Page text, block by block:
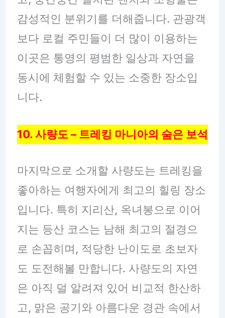
감성적인 분위기를 더해줍니다. 관광객
보다 로컬 주민들이 더 많이 이용하는
이곳은 통영의 평범한 일상과 자연을
동시에 체험할 수 있는 소중한 장소입
니다.
10. 사량도 – 트레킹 마니아의 숨은 보석
마지막으로 소개할 사량도는 트레킹을
좋아하는 여행자에게 최고의 힐링 장소
입니다. 특히 지리산, 옥녀봉으로 이어
지는 등산 코스는 남해 최고의 절경으
로 손꼽히며, 적당한 난이도로 초보자
도 도전해볼 만합니다. 사량도의 자연
은 아직 덜 알려져 있어 비교적 한산하
고, 맑은 공기와 아름다운 경관 속에서